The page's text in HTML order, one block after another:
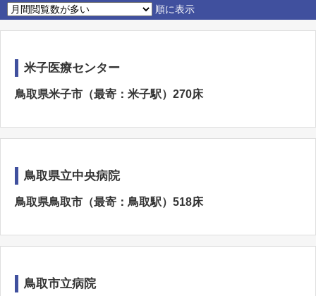
順に表示
米子医療センター
鳥取県米子市（最寄：米子駅）270床
鳥取県立中央病院
鳥取県鳥取市（最寄：鳥取駅）518床
鳥取市立病院